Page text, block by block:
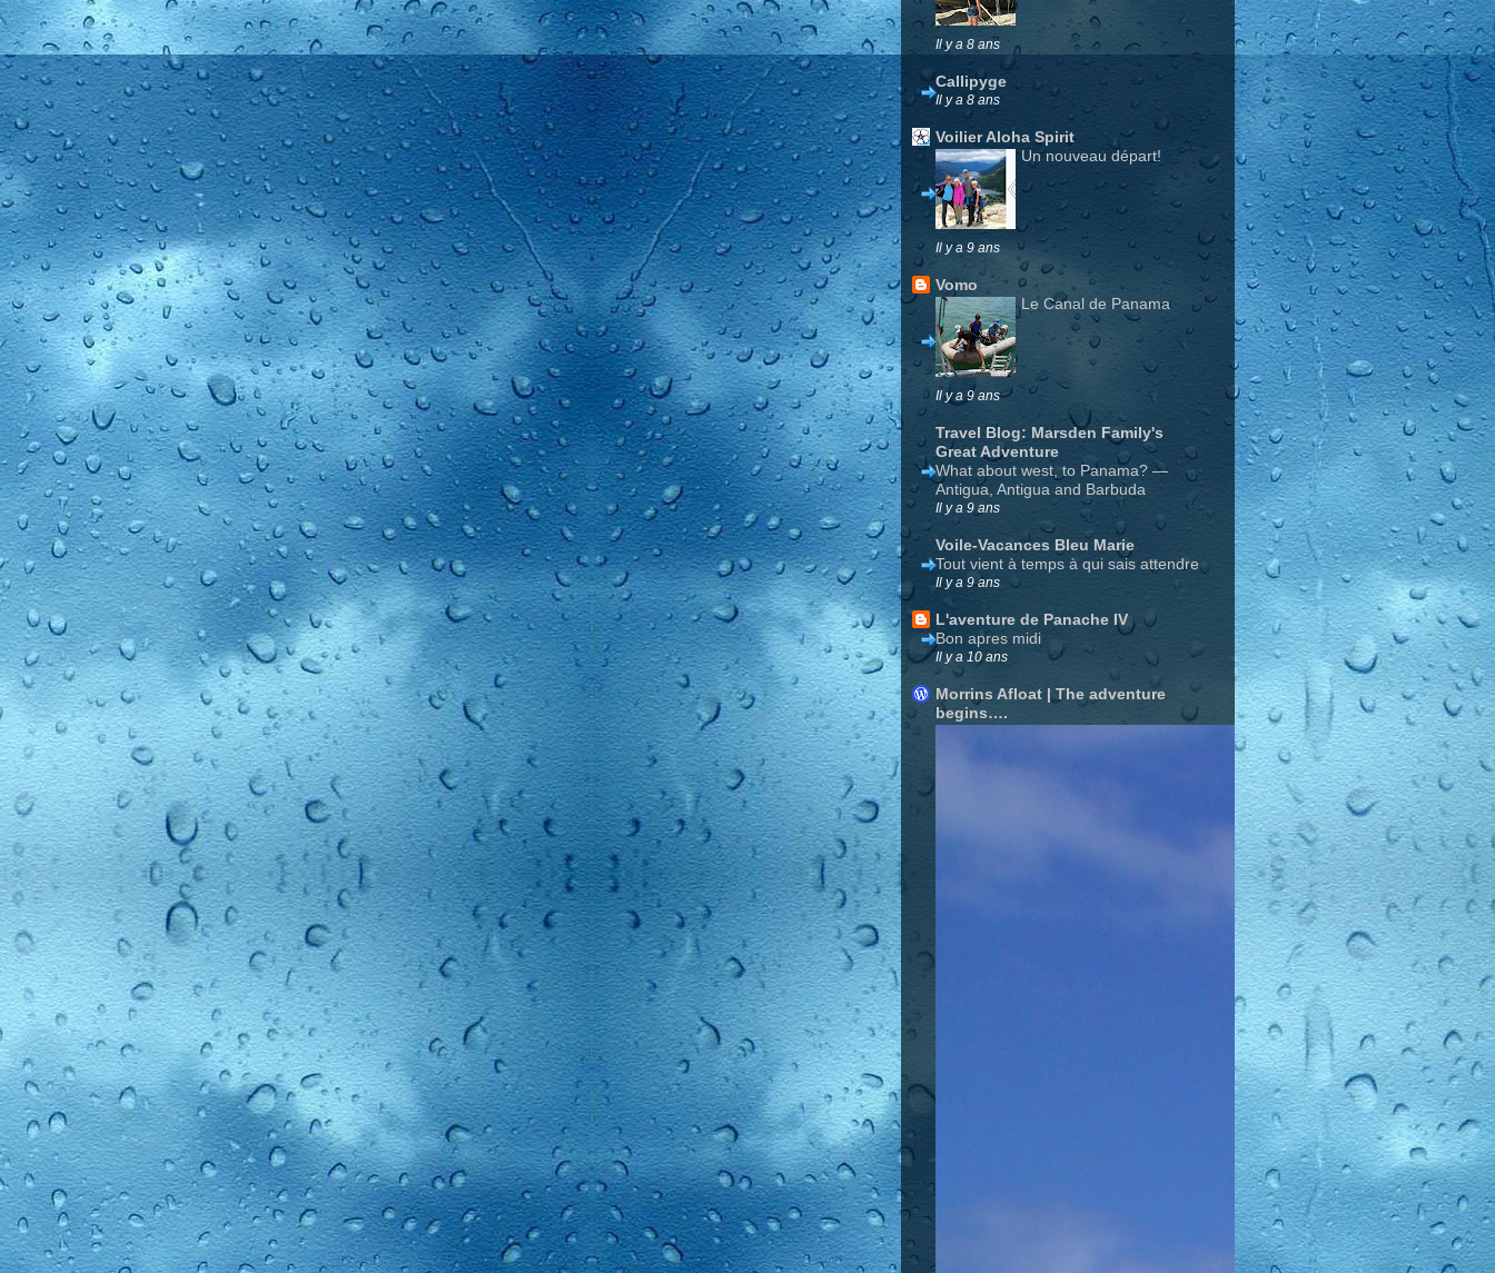
Il y a 8 ans
Callipyge
Il y a 8 ans
Voilier Aloha Spirit
Un nouveau départ!
Il y a 9 ans
Vomo
Le Canal de Panama
Il y a 9 ans
Travel Blog: Marsden Family's
Great Adventure
What about west, to Panama? —
Antigua, Antigua and Barbuda
Il y a 9 ans
Voile-Vacances Bleu Marie
Tout vient à temps à qui sais attendre
Il y a 9 ans
L'aventure de Panache IV
Bon apres midi
Il y a 10 ans
Morrins Afloat | The adventure
begins….